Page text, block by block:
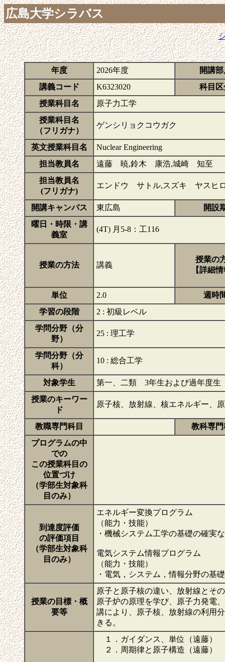
広島大学シラバス
年度 2026年度
開講
講義コード
K6323020
科目区
授業科目名
原子力工学
授業科目名
（フリガナ）
ゲンシリョクコウガク
英文授業科目名
Nuclear Engineering
担当教員名
遠藤 暁,鈴木 康浩,城崎 知至
担当教員名
(フリガナ)
エンドウ サトル,スズキ ヤスヒ
開講キャンパス 東広島
開設
曜日・時限・講
義室
(4T) 月5-8：工116
授業の方法 講義
授業の
【詳細
単位 2.0
週時
学習の段階
2 : 初級レベル
学問分野（分
野）
25 : 理工学
学問分野（分
科）
10 : 総合工学
対象学生
第一、二類 3年生および過年度生
授業のキーワー
ド
原子核、放射線、核エネルギー、
教職専門科目
教科専
プログラムの中
での
この授業科目の
位置づけ
（学部生対象科
目のみ）
到達度評価
の評価項目
（学部生対象科
目のみ）
エネルギー変換プログラム
（能力・技能）
・機械システム工学の基礎の確実
電気システム情報プログラム
（能力・技能）
・電気，システム，情報分野の基
授業の目標・概
要等
原子と原子核の違い、放射線とそ
原子炉の原理を学び、原子力発電
講により、原子核、放射線の利用
きる。
１．ガイダンス、単位（遠藤）
２．周期律と原子構造（遠藤）